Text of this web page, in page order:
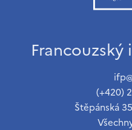
(+420)
Štěpánská